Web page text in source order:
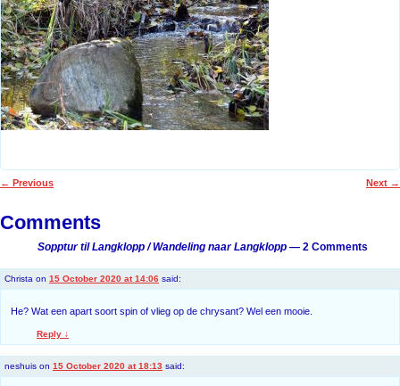
← Previous Next →
Comments
Sopptur til Langklopp / Wandeling naar Langklopp — 2 Comments
Christa on 15 October 2020 at 14:06 said:
He? Wat een apart soort spin of vlieg op de chrysant? Wel een mooie.
Reply ↓
neshuis on 15 October 2020 at 18:13 said: